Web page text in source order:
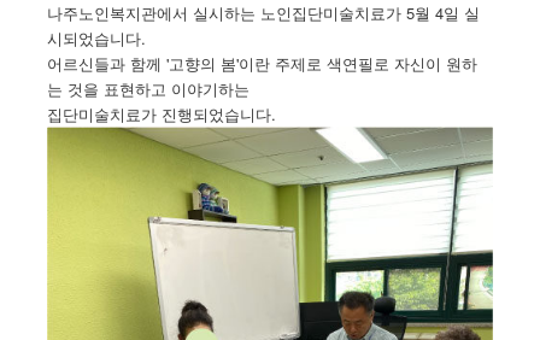
나주노인복지관에서 실시하는 노인집단미술치료가 5월 4일 실
시되었습니다.
어르신들과 함께 '고향의 봄'이란 주제로 색연필로 자신이 원하
는 것을 표현하고 이야기하는
집단미술치료가 진행되었습니다.